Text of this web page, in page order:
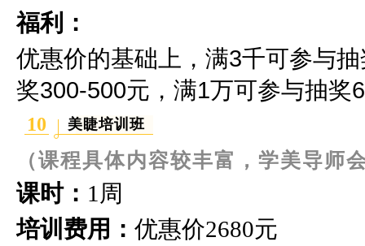
福利：
优惠价的基础上，满3千可参与
奖300-500元，满1万可参与抽奖
10 美睫培训班
（课程具体内容较丰富，学美导师
课时： 1周
培训费用： 优惠价2680元